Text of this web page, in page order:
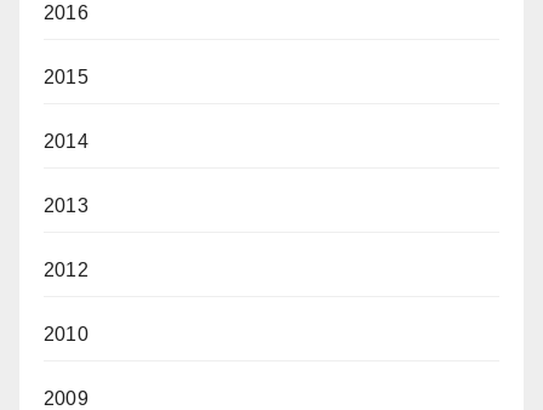
2016
2015
2014
2013
2012
2010
2009